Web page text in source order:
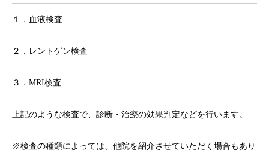
１．血液検査
２．レントゲン検査
３．MRI検査
上記のような検査で、診断・治療の効果判定などを行います。
※検査の種類によっては、他院を紹介させていただく場合もあり